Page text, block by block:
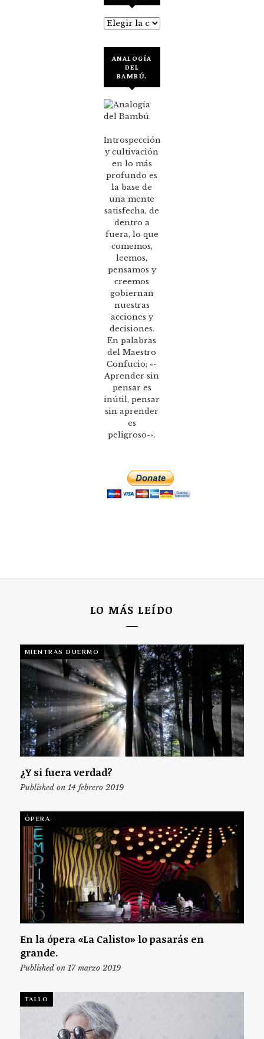
Categorías
ANALOGÍA
DEL
BAMBÚ.
Introspección
y cultivación
en lo más
profundo es
la base de
una mente
satisfecha, de
dentro a
fuera, lo que
comemos,
leemos,
pensamos y
creemos
gobiernan
nuestras
acciones y
decisiones.
En palabras
del Maestro
Confucio; «-
Aprender sin
pensar es
inútil, pensar
sin aprender
es
peligroso-«.
LO MÁS LEÍDO
MIENTRAS DUERMO
¿Y si fuera verdad?
Published on 14 febrero 2019
ÓPERA
En la ópera «La Calisto» lo pasarás en
grande.
Published on 17 marzo 2019
TALLO